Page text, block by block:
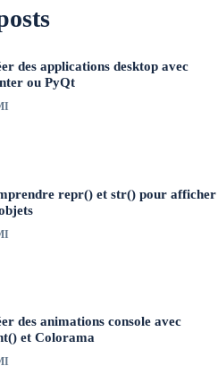
des applications desktop avec
ou PyQt
repr() et str() pour afficher
des animations console avec
et Colorama